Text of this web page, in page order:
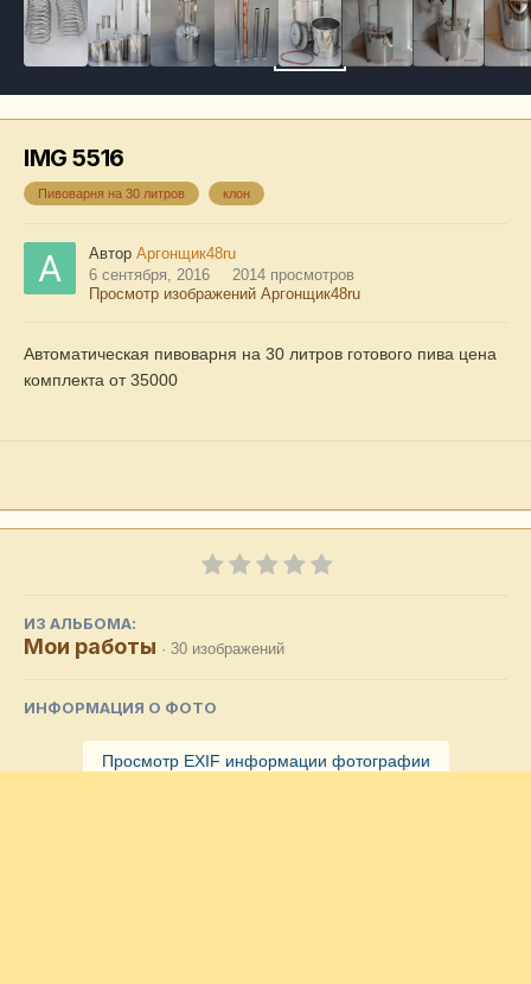
IMG 5516
Пивоварня на 30 литров клон
Автор Аргонщик48ru
6 сентября, 2016
2014 просмотров
Просмотр изображений Аргонщик48ru
Автоматическая пивоварня на 30 литров готового пива цена
комплекта от 35000
ИЗ АЛЬБОМА:
Мои работы · 30 изображений
ИНФОРМАЦИЯ О ФОТО
Просмотр EXIF информации фотографии